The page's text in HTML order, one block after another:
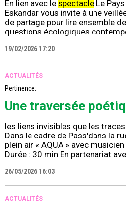
En lien avec le spectacle Le
Eskandar vous invite à une
de partage pour lire ensemble
questions écologiques
19/02/2026 17:20
ACTUALITÉS
Pertinence:
Une traversée
les liens invisibles que les
Dans le cadre de Pass'dans la
plein air « AQUA » avec
Durée : 30 min En partenariat
26/05/2026 16:03
ACTUALITÉS